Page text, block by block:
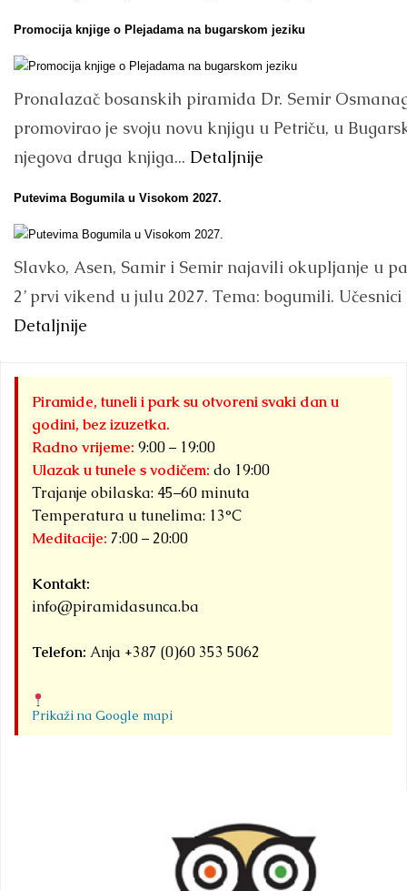
Promocija knjige o Plejadama na bugarskom jeziku
Pronalazač bosanskih piramida Dr. Semir
promovirao je svoju novu knjigu u Petriču, u
njegova druga knjiga... Detaljnije
Putevima Bogumila u Visokom 2027.
Slavko, Asen, Samir i Semir najavili okupljanje u
2’ prvi vikend u julu 2027. Tema: bogumili. Učesnici
Detaljnije
Piramide, tuneli i park su otvoreni svaki dan u
godini, bez izuzetka.
Radno vrijeme: 9:00 – 19:00
Ulazak u tunele s vodičem: do 19:00
Trajanje obilaska: 45–60 minuta
Temperatura u tunelima: 13°C
Meditacije: 7:00 – 20:00
Kontakt:
info@piramidasunca.ba
Telefon: Anja +387 (0)60 353 5062
Prikaži na Google mapi